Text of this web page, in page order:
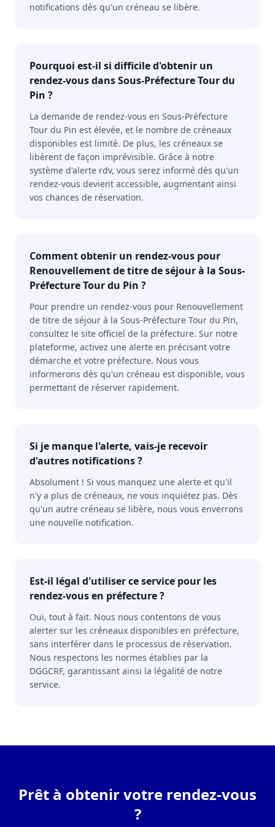
notifications dès qu'un créneau se libère.
Pourquoi est-il si difficile d'obtenir un
rendez-vous dans Sous-Préfecture Tour du
Pin ?
La demande de rendez-vous en Sous-Préfecture
Tour du Pin est élevée, et le nombre de créneaux
disponibles est limité. De plus, les créneaux se
libèrent de façon imprévisible. Grâce à notre
système d'alerte rdv, vous serez informé dès qu'un
rendez-vous devient accessible, augmentant ainsi
vos chances de réservation.
Comment obtenir un rendez-vous pour
Renouvellement de titre de séjour à la Sous-
Préfecture Tour du Pin ?
Pour prendre un rendez-vous pour Renouvellement
de titre de séjour à la Sous-Préfecture Tour du Pin,
consultez le site officiel de la préfecture. Sur notre
plateforme, activez une alerte en précisant votre
démarche et votre préfecture. Nous vous
informerons dès qu'un créneau est disponible, vous
permettant de réserver rapidement.
Si je manque l'alerte, vais-je recevoir
d'autres notifications ?
Absolument ! Si vous manquez une alerte et qu'il
n'y a plus de créneaux, ne vous inquiétez pas. Dès
qu'un autre créneau se libère, nous vous enverrons
une nouvelle notification.
Est-il légal d'utiliser ce service pour les
rendez-vous en préfecture ?
Oui, tout à fait. Nous nous contentons de vous
alerter sur les créneaux disponibles en préfecture,
sans interférer dans le processus de réservation.
Nous respectons les normes établies par la
DGGCRF, garantissant ainsi la légalité de notre
service.
Prêt à obtenir votre rendez-vous
?